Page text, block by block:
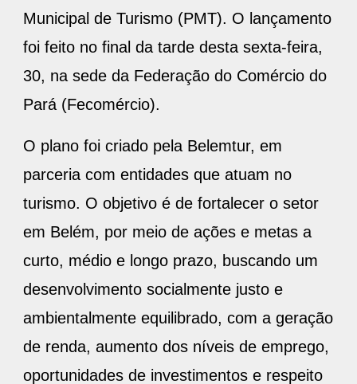
Municipal de Turismo (PMT). O lançamento
foi feito no final da tarde desta sexta-feira,
30, na sede da Federação do Comércio do
Pará (Fecomércio).
O plano foi criado pela Belemtur, em
parceria com entidades que atuam no
turismo. O objetivo é de fortalecer o setor
em Belém, por meio de ações e metas a
curto, médio e longo prazo, buscando um
desenvolvimento socialmente justo e
ambientalmente equilibrado, com a geração
de renda, aumento dos níveis de emprego,
oportunidades de investimentos e respeito